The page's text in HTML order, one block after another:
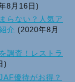
8月16日)
らない？人気ア
介 (2020年8月
調査！レストラ
)
優待がお得？